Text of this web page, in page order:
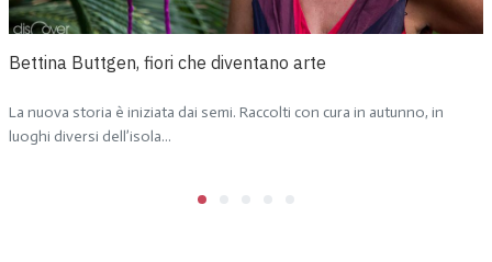
Bettina Buttgen, fiori che diventano arte
La nuova storia è iniziata dai semi. Raccolti con cura in autunno, in
luoghi diversi dell’isola...